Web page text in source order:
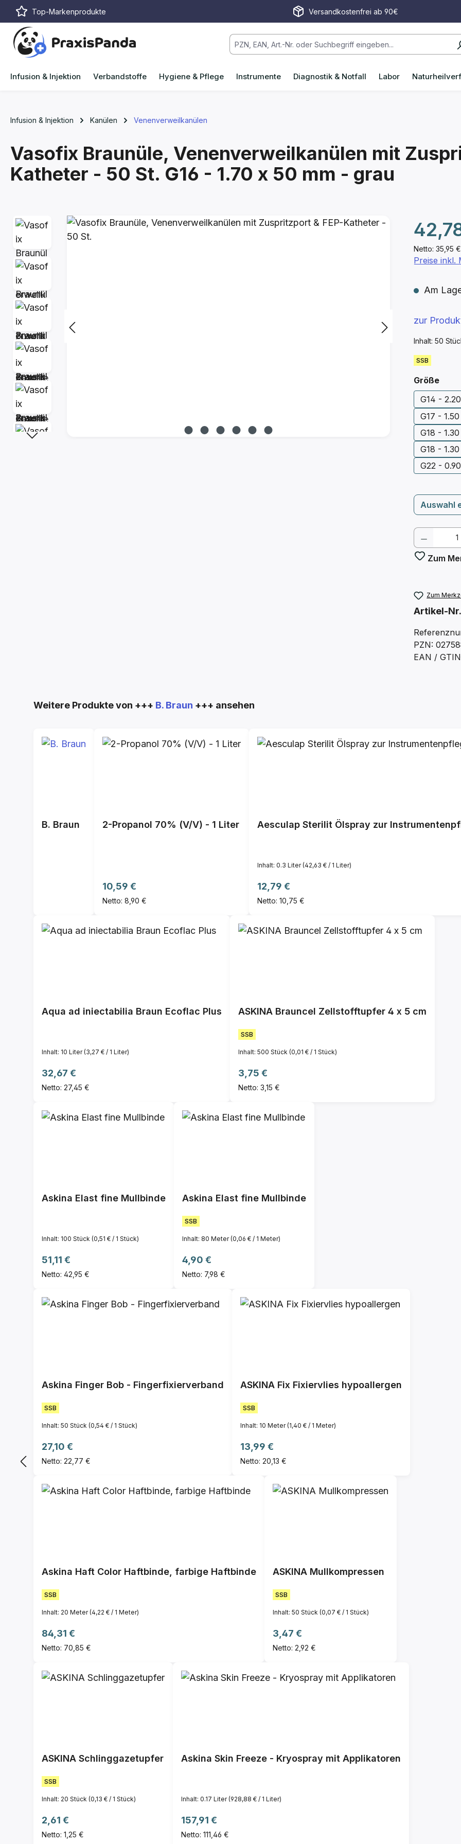
Hauptinhalt springen
Zur Suche springen
Zur Hauptnavigation springen
Top-Markenprodukte Versandkostenfrei ab 90€
Infusion & Injektion Verbandstoffe Hygiene & Pflege Instrumente Diagnostik & Notfall Labor
Infusion & Injektion Kanülen Venenverweilkanülen
Vasofix Braunüle, Venenverweilkanülen mit
Katheter - 50 St. G16 - 1.70 x 50 mm - grau
Bildergalerie überspringen
Netto: 35,95 €
Regulärer
Inhalt: 50
Preise inkl.
Am
SSB
zur
Größe
G14 -
G17 -
G18 -
G18 -
G22 -
Auswahl
Zum
Zum
Artikel-
PZN:
EAN /
Produktgalerie überspringen
Weitere Produkte von +++ B. Braun +++ ansehen
B. Braun 2-Propanol 70% (V/V) - 1 Liter
Regulärer Preis:
10,59 €
Netto: 8,90 €
Aesculap Sterilit Ölspray zur
Inhalt: 0.3 Liter(42,63 € / 1 Liter)
Regulärer Preis:
12,79 €
Netto: 10,75 €
Aqua ad iniectabilia Braun Ecoflac Plus
Inhalt: 10 Liter(3,27 € / 1 Liter)
Regulärer Preis:
32,67 €
Netto: 27,45 €
ASKINA Brauncel Zellstofftupfer 4 x 5 cm
SSB
Inhalt: 500 Stück (0,01 € / 1 Stück)
Regulärer Preis:
3,75 €
Netto: 3,15 €
Askina Elast fine Mullbinde
Inhalt: 100 Stück (0,51 € / 1 Stück)
Regulärer Preis:
51,11 €
Netto: 42,95 €
Askina Elast fine Mullbinde
SSB
Inhalt: 80 Meter(0,06 € / 1 Meter)
Regulärer Preis:
4,90 €
Netto: 7,98 €
Askina Finger Bob - Fingerfixierverband
SSB
Inhalt: 50 Stück (0,54 € / 1 Stück)
Regulärer Preis:
27,10 €
Netto: 22,77 €
ASKINA Fix Fixiervlies hypoallergen
SSB
Inhalt: 10 Meter(1,40 € / 1 Meter)
Regulärer Preis:
13,99 €
Netto: 20,13 €
Askina Haft Color Haftbinde, farbige Haftbinde
SSB
Inhalt: 20 Meter(4,22 € / 1 Meter)
Regulärer Preis:
84,31 €
Netto: 70,85 €
ASKINA Mullkompressen
SSB
Inhalt: 50 Stück (0,07 € / 1 Stück)
Regulärer Preis:
3,47 €
Netto: 2,92 €
ASKINA Schlinggazetupfer
SSB
Inhalt: 20 Stück (0,13 € / 1 Stück)
Regulärer Preis:
2,61 €
Netto: 1,25 €
Askina Skin Freeze - Kryospray mit Applikatoren
Inhalt: 0.17 Liter(928,88 € / 1 Liter)
Regulärer Preis:
157,91 €
Netto: 111,46 €